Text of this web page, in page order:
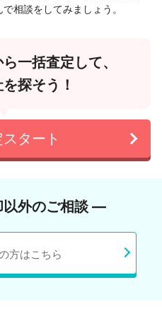
相談をしてみましょう。
一括査定して、
探そう！
タート
外のご相談 ―
方はこちら